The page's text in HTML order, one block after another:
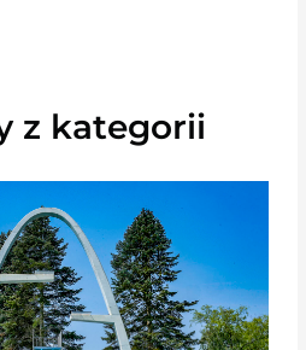
z kategorii